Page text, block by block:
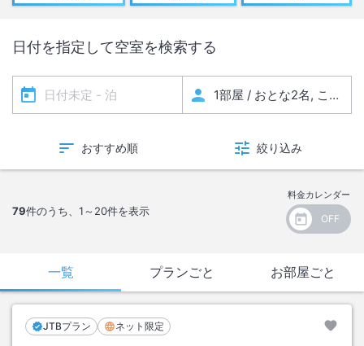
日付を指定して空室を検索する
おすすめ順 絞り込み
79件のうち、 1～20件を表示
料金カレンダー
一覧 プランごと お部屋ごと
JTBプラン ネット限定